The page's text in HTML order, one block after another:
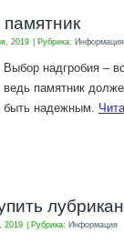
2019 Рубрика: Информация
Выбор надгробия –
ведь памятник
быть надежным.
2019 Рубрика: Информация